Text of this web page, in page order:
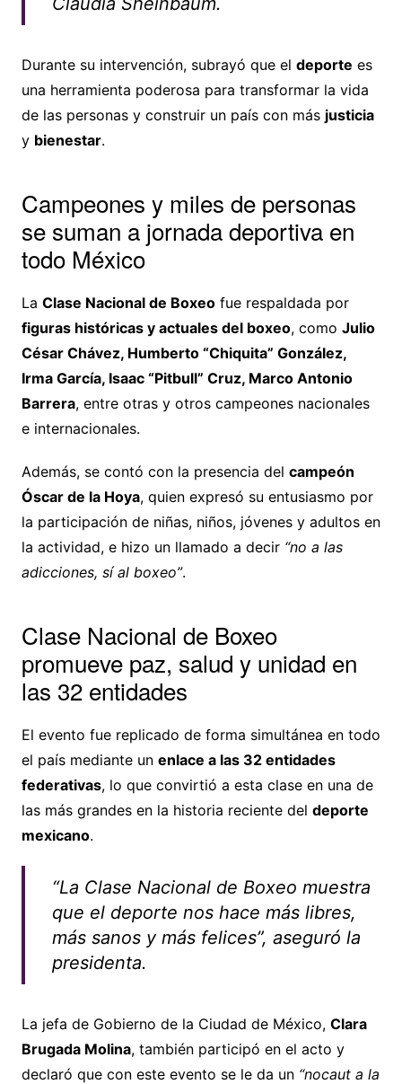
Durante su intervención, subrayó que el deporte es
una herramienta poderosa para transformar la vida
de las personas y construir un país con más justicia
y bienestar.
Campeones y miles de personas
se suman a jornada deportiva en
todo México
La Clase Nacional de Boxeofue respaldada por
figuras históricas y actuales del boxeo, como Julio
César Chávez, Humberto “Chiquita” González,
Irma García, Isaac “Pitbull” Cruz, Marco Antonio
Barrera, entre otras y otros campeones nacionales
e internacionales.
Además, se contó con la presencia del campeón
Óscar de la Hoya, quien expresó su entusiasmo por
la participación de niñas, niños, jóvenes y adultos en
la actividad, e hizo un llamado a decir “no a las
adicciones, sí al boxeo”.
Clase Nacional de Boxeo
promueve paz, salud y unidad en
las 32 entidades
El evento fue replicado de forma simultánea en todo
el país mediante un enlace a las 32 entidades
federativas, lo que convirtió a esta clase en una de
las más grandes en la historia reciente del deporte
mexicano.
“La Clase Nacional de Boxeo muestra
que el deporte nos hace más libres,
más sanos y más felices”, aseguró la
presidenta.
La jefa de Gobierno de la Ciudad de México, Clara
Brugada Molina, también participó en el acto y
declaró que con este evento se le da un “nocaut a la